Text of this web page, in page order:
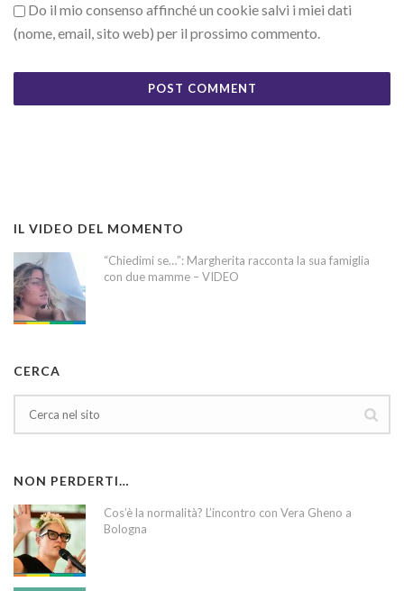
Do il mio consenso affinché un cookie salvi i miei dati
(nome, email, sito web) per il prossimo commento.
IL VIDEO DEL MOMENTO
“Chiedimi se…”: Margherita racconta la sua famiglia
con due mamme – VIDEO
CERCA
NON PERDERTI…
Cos’è la normalità? L’incontro con Vera Gheno a
Bologna